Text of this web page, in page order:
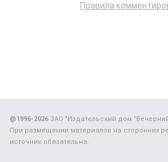
Правила
@1996-2026ЗАО "Издательский дом
При размещении материалов на сторонних
источник обязательна.